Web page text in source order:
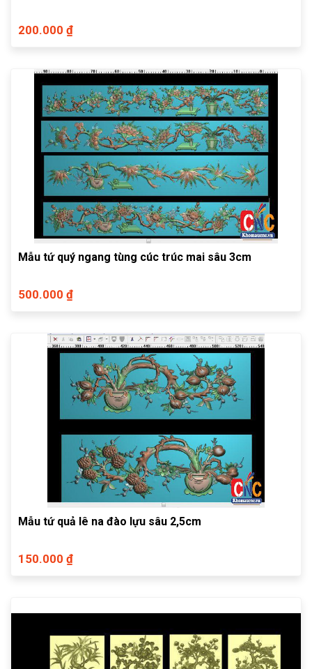
200.000 ₫
Mẫu tứ quý ngang tùng cúc trúc mai sâu 3cm
500.000 ₫
Mẫu tứ quả lê na đào lựu sâu 2,5cm
150.000 ₫